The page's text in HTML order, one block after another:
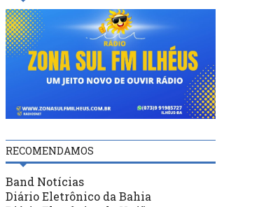
BASTIDORES
06/05/26
Prefeitura de Itabuna abre
inscrições para CNH Social
com 150 vagas gratuitas
BASTIDORES
cumprimento da pena
RECOMENDAMOS
Band Notícias
Diário Eletrônico da Bahia